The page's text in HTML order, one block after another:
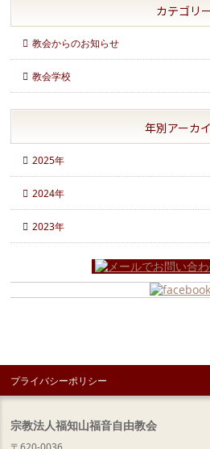
カテゴリ
教会からのお知らせ
教会学校
年別アーカ
2025年
2024年
2023年
プライバシーポリシー
宗教法人福知山福音自由教会